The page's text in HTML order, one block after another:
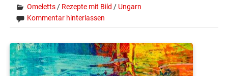
Omeletts / Rezepte mit Bild / Ungarn
Kommentar hinterlassen